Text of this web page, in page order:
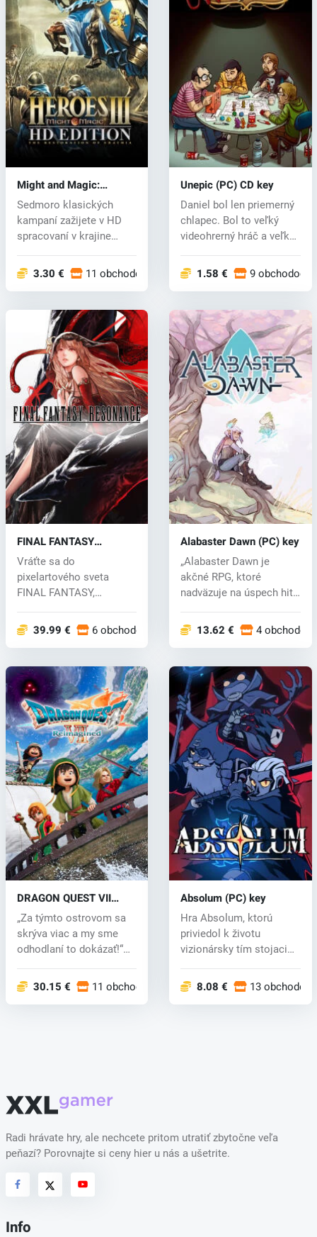
Might and Magic:
Heroes III HD (PC) CD
key
Sedmoro klasických
kampaní zažijete v HD
spracovaní v krajine
3.30 € 11 obchodoch
Unepic (PC) CD key
Daniel bol len priemerný
chlapec. Bol to veľký
videohrerný hráč a veľký
1.58 € 9 obchodoch
FINAL FANTASY
RESONANCE (PC) key
Vráťte sa do
pixelartového sveta
FINAL FANTASY,
klasi...39.99 € 6 obchodoch
Alabaster Dawn (PC) key
„Alabaster Dawn je
akčné RPG, ktoré
nadväzuje na úspech hitu
13.62 € 4 obchodoch
DRAGON QUEST VII
Reimagined (PC) key
„Za týmto ostrovom sa
skrýva viac a my sme
odhodlaní to dokázať!“
30.15 € 11 obchodoch
Absolum (PC) key
Hra Absolum, ktorú
priviedol k životu
vizionársky tím stojaci
8.08 € 13 obchodoch
Radi hrávate hry, ale nechcete pritom utratiť zbytočne veľa
peňazí? Porovnajte si ceny hier u nás a ušetrite.
Info